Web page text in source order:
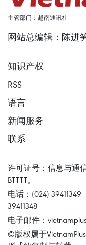
主管部门：越南通讯社
网站总编辑：陈进
知识产权
RSS
语言
新闻服务
联系
许可证号：信息与通
BTTTT。
电话：(024) 39411349
39411348
电子邮件：
©版权属于